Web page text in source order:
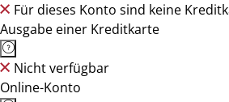
Für dieses Konto sind keine
Ausgabe einer Kreditkarte
Nicht verfügbar
Online-Konto